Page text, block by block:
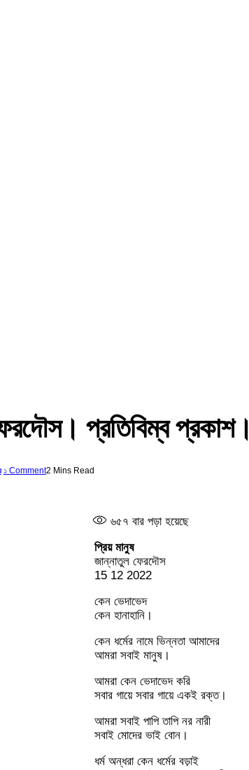
প্রতিবিম্ব প্রকাশ।
১ Comment2 Mins Read
৬৫৭ বার পড়া হয়েছে
প্রিয় মানুষ
জান্নাতুল ফেরদৌস
15 12 2022
কেন ভেদাভেদ
কেন হানাহানি।
কেন ধর্মের নামে ভিন্নতা আমাদের
আমরা সবাই মানুষ।
আমরা কেন ভেদাভেদ করি
সবার গায়ে সবার গায়ে একই রক্ত।
আমরা সবাই পাপি তাপি নর নারী
সবাই মোদের ভাই বোন।
ধর্ম অন্ধরা কেন ধর্মের বড়াই